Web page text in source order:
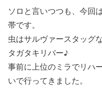
ソロと言いつつも、今回
帯です。
虫はサルヴァースタッグ
タガタキリバー♪
事前に上位のミラでリハ
いで行ってきました。